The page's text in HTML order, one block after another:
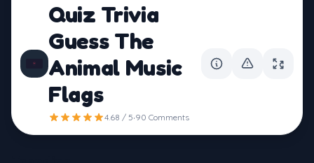
Quiz Trivia
Guess The
Animal Music
Flags
4.68 / 5·90 Comments